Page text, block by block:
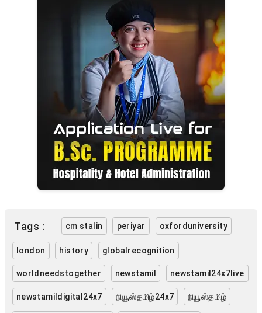
Tags : cm stalin periyar oxforduniversity
london history globalrecognition
worldneedstogether newstamil newstamil24x7live
newstamildigital24x7 நியூஸ்தமிழ்24x7 நியூஸ்தமிழ்